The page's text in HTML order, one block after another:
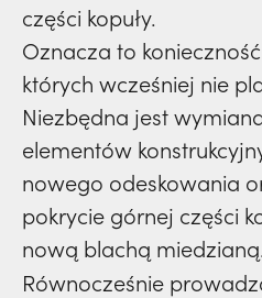
części kopuły.
Oznacza to
których wcześniej nie
Niezbędna jest
elementów
nowego odeskowania
pokrycie górnej części
nową blachą miedzianą.
Równocześnie